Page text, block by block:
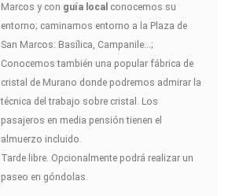
Marcos y con guía local conocemos su
entorno; caminamos entorno a la Plaza de
San Marcos: Basílica, Campanile...;
Conocemos también una popular fábrica de
cristal de Murano donde podremos admirar la
técnica del trabajo sobre cristal. Los
pasajeros en media pensión tienen el
almuerzo incluido.
Tarde libre. Opcionalmente podrá realizar un
paseo en góndolas.